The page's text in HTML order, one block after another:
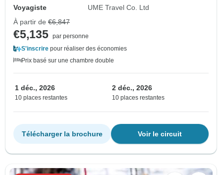
Voyagiste
UME Travel Co. Ltd
À partir de €6,847
€5,135 par personne
S'inscrire pour réaliser des économies
Prix basé sur une chambre double
1 déc., 2026
10 places restantes
2 déc., 2026
10 places restantes
Voir le circuit
Télécharger la brochure